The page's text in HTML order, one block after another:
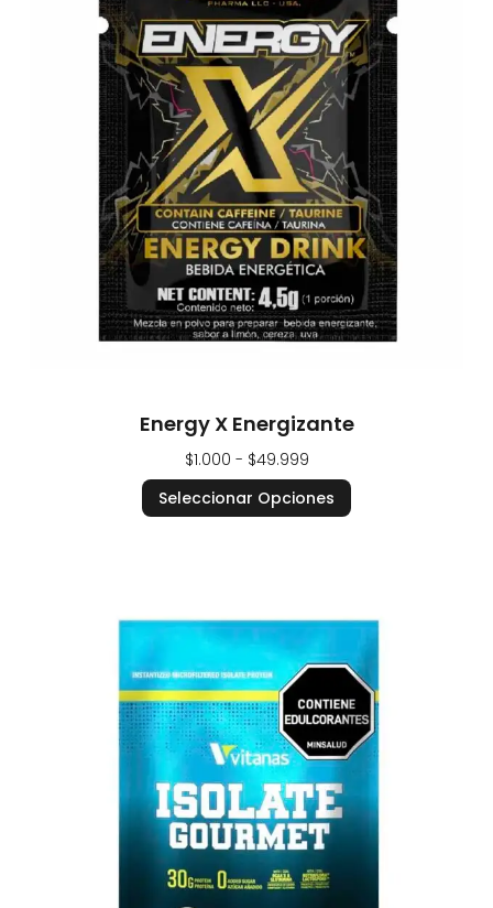
Energy X Energizante
$1.000 - $49.999
Seleccionar Opciones